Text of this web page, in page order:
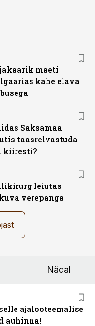
maeti
kahe elava
Saksamaa
taasrelvastuda
kiiresti?
leiutas
verepanga
Nädal
ajalooteemalise
auhinna!